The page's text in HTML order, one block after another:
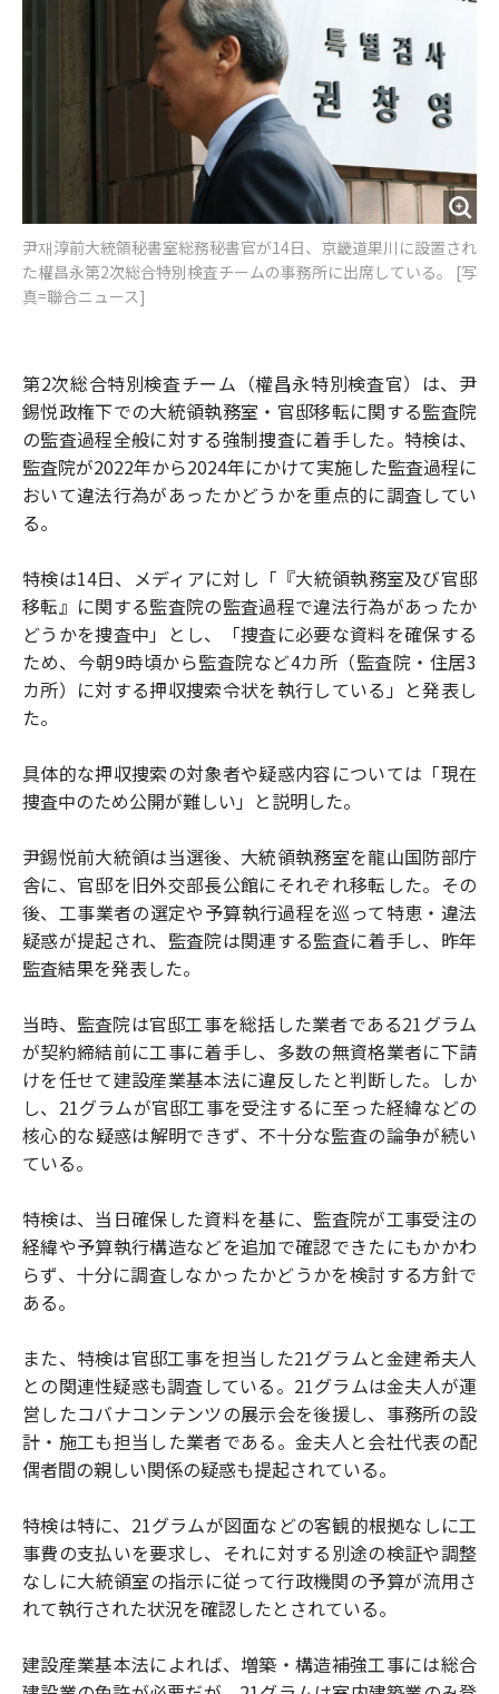
尹재淳前大統領秘書室総務秘書官が14日、京畿道果川に設置され
た權昌永第2次総合特別検査チームの事務所に出席している。 [写
真=聯合ニュース]
第2次総合特別検査チーム（權昌永特別検査官）は、尹
錫悦政権下での大統領執務室・官邸移転に関する監査院
の監査過程全般に対する強制捜査に着手した。特検は、
監査院が2022年から2024年にかけて実施した監査過程に
おいて違法行為があったかどうかを重点的に調査してい
る。
特検は14日、メディアに対し「『大統領執務室及び官邸
移転』に関する監査院の監査過程で違法行為があったか
どうかを捜査中」とし、「捜査に必要な資料を確保する
ため、今朝9時頃から監査院など4カ所（監査院・住居3
カ所）に対する押収捜索令状を執行している」と発表し
た。
具体的な押収捜索の対象者や疑惑内容については「現在
捜査中のため公開が難しい」と説明した。
尹錫悦前大統領は当選後、大統領執務室を龍山国防部庁
舎に、官邸を旧外交部長公館にそれぞれ移転した。その
後、工事業者の選定や予算執行過程を巡って特恵・違法
疑惑が提起され、監査院は関連する監査に着手し、昨年
監査結果を発表した。
当時、監査院は官邸工事を総括した業者である21グラム
が契約締結前に工事に着手し、多数の無資格業者に下請
けを任せて建設産業基本法に違反したと判断した。しか
し、21グラムが官邸工事を受注するに至った経緯などの
核心的な疑惑は解明できず、不十分な監査の論争が続い
ている。
特検は、当日確保した資料を基に、監査院が工事受注の
経緯や予算執行構造などを追加で確認できたにもかかわ
らず、十分に調査しなかったかどうかを検討する方針で
ある。
また、特検は官邸工事を担当した21グラムと金建希夫人
との関連性疑惑も調査している。21グラムは金夫人が運
営したコバナコンテンツの展示会を後援し、事務所の設
計・施工も担当した業者である。金夫人と会社代表の配
偶者間の親しい関係の疑惑も提起されている。
特検は特に、21グラムが図面などの客観的根拠なしに工
事費の支払いを要求し、それに対する別途の検証や調整
なしに大統領室の指示に従って行政機関の予算が流用さ
れて執行された状況を確認したとされている。
建設産業基本法によれば、増築・構造補強工事には総合